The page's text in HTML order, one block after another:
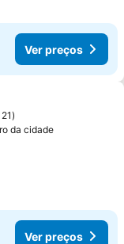
Ver preços
favoritos
21
da cidade
Ver preços